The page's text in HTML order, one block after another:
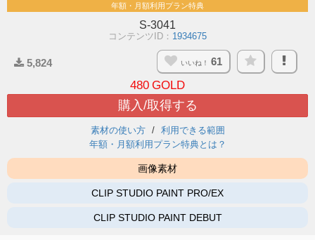
年額・月額利用プラン特典
S-3041
コンテンツID： 1934675
5,824 いいね！ 61
480 GOLD
購入/取得する
素材の使い方
利用できる範囲
年額・月額利用プラン特典とは？
画像素材
CLIP STUDIO PAINT PRO/EX
CLIP STUDIO PAINT DEBUT